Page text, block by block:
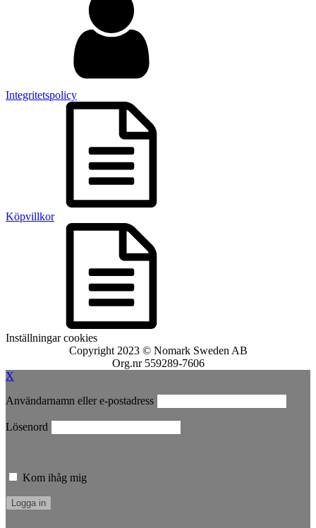
Integritetspolicy
Köpvillkor
Inställningar cookies
Copyright 2023 © Nomark Sweden AB
Org.nr 559289-7606
X
Användarnamn eller e-postadress
Lösenord
Kom ihåg mig